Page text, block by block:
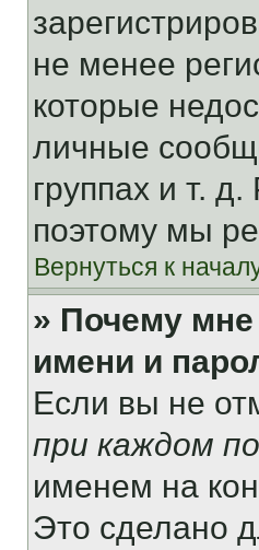
не менее
которые
личные
группах и т.
поэтому мы
Вернуться к
» Почему мне
имени и
Если вы не
при каждом
именем на
Это сделано